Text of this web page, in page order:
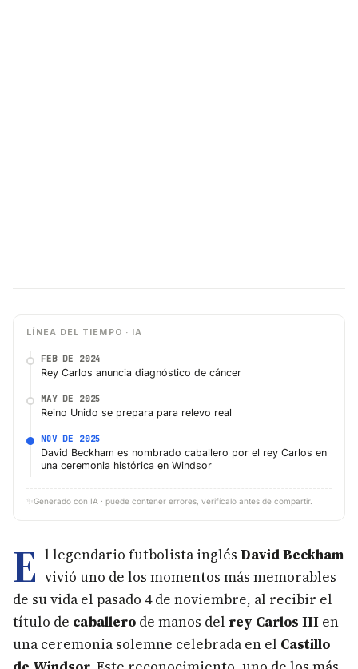
LÍNEA DEL TIEMPO · IA
FEB DE 2024
Rey Carlos anuncia diagnóstico de cáncer
MAY DE 2025
Reino Unido se prepara para relevo real
NOV DE 2025
David Beckham es nombrado caballero por el rey Carlos en
una ceremonia histórica en Windsor
✨ Generado con IA · puede contener errores, verifícalo antes de compartir.
E l legendario futbolista inglés David Beckham
vivió uno de los momentos más memorables
de su vida el pasado 4 de noviembre, al recibir el
título de caballero de manos del rey Carlos III en
una ceremonia solemne celebrada en el Castillo